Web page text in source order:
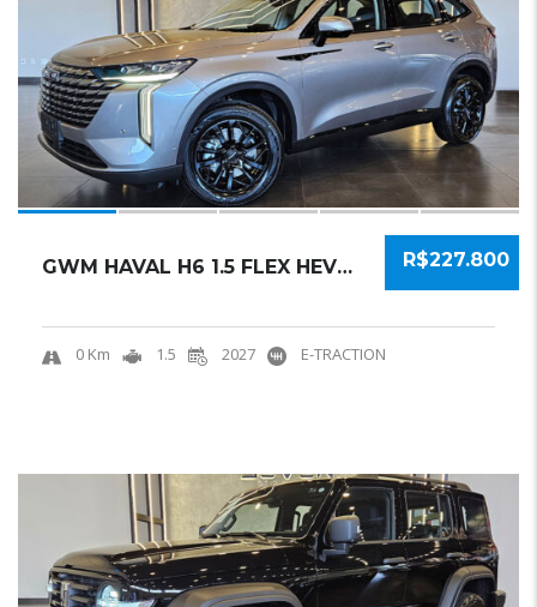
R$227.800
GWM HAVAL H6 1.5 FLEX HEV2 E-TRACTION 2027 S...
0 Km 1.5 2027 E-TRACTION